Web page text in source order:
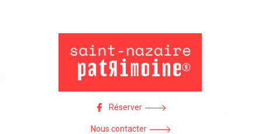
Réserver
Nous contacter